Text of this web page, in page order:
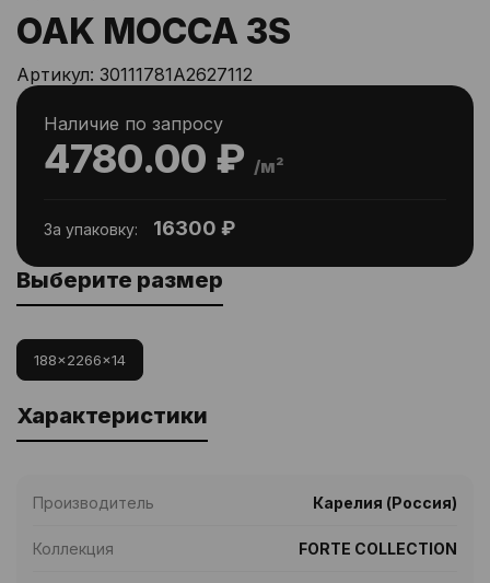
OAK MOCCA 3S
Артикул: 30111781A2627112
4780.00 ₽ /м²
Наличие по запросу
За упаковку: 16300 ₽
Выберите размер
188x2266x14
Характеристики
Производитель Карелия (Россия)
Коллекция FORTE COLLECTION